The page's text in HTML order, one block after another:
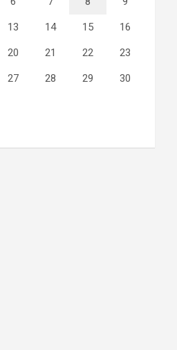
13 14 15 16
20 21 22 23
27 28 29 30